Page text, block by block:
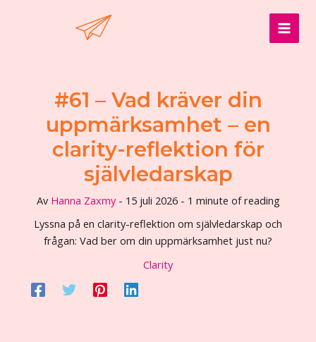
#61 – Vad kräver din
uppmärksamhet – en
clarity-reflektion för
självledarskap
Av Hanna Zaxmy - 15 juli 2026 - 1 minute of reading
Lyssna på en clarity-reflektion om självledarskap och
frågan: Vad ber om din uppmärksamhet just nu?
Clarity